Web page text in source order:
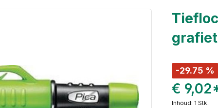
-29.75 %
€
Inhoud: 1 Stk.